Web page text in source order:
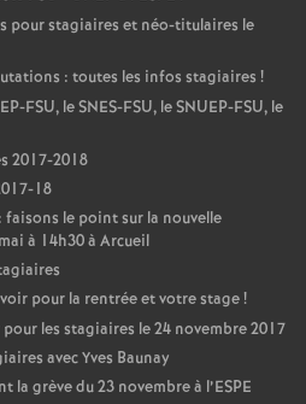
pour stagiaires et néo-titulaires le
: toutes les infos stagiaires !
-FSU, leSNES-FSU, leSNUEP-FSU, le
2017-2018
18
le point sur la nouvelle
à 14h30 à Arcueil
pour la rentrée et votre stage!
les stagiaires le 24 novembre 2017
avec Yves Baunay
la grève du 23 novembre à l’ESPE